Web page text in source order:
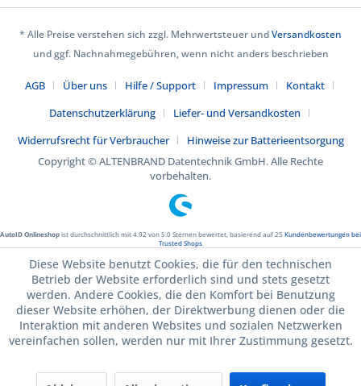
* Alle Preise verstehen sich zzgl. Mehrwertsteuer undVersandkosten
und ggf. Nachnahmegebühren, wenn nicht anders beschrieben
AGB Über uns Hilfe / Support Impressum
Kontakt
Datenschutzerklärung
Liefer- und Versandkosten
Widerrufsrecht für Verbraucher
Hinweise zur Batterieentsorgung
Copyright © ALTENBRAND Datentechnik GmbH. Alle Rechte
vorbehalten.
AutoID Onlineshopist durchschnittlich mit4.92 von5.0Sternen bewertet, basierend auf25 Kundenbewertungen bei
Trusted Shops
Diese Website benutzt Cookies, die für den technischen
Betrieb der Website erforderlich sind und stets gesetzt
werden. Andere Cookies, die den Komfort bei Benutzung
dieser Website erhöhen, der Direktwerbung dienen oder die
Interaktion mit anderen Websites und sozialen Netzwerken
vereinfachen sollen, werden nur mit Ihrer Zustimmung gesetzt.